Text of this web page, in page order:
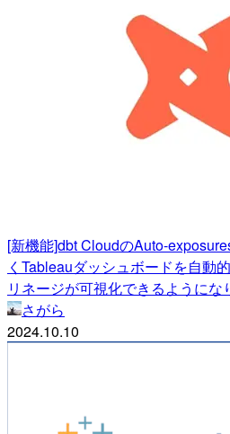
[新機能]dbt CloudのAuto-
くTableauダッシュボードを自動
リネージが可視化できるようにな
さがら
2024.10.10